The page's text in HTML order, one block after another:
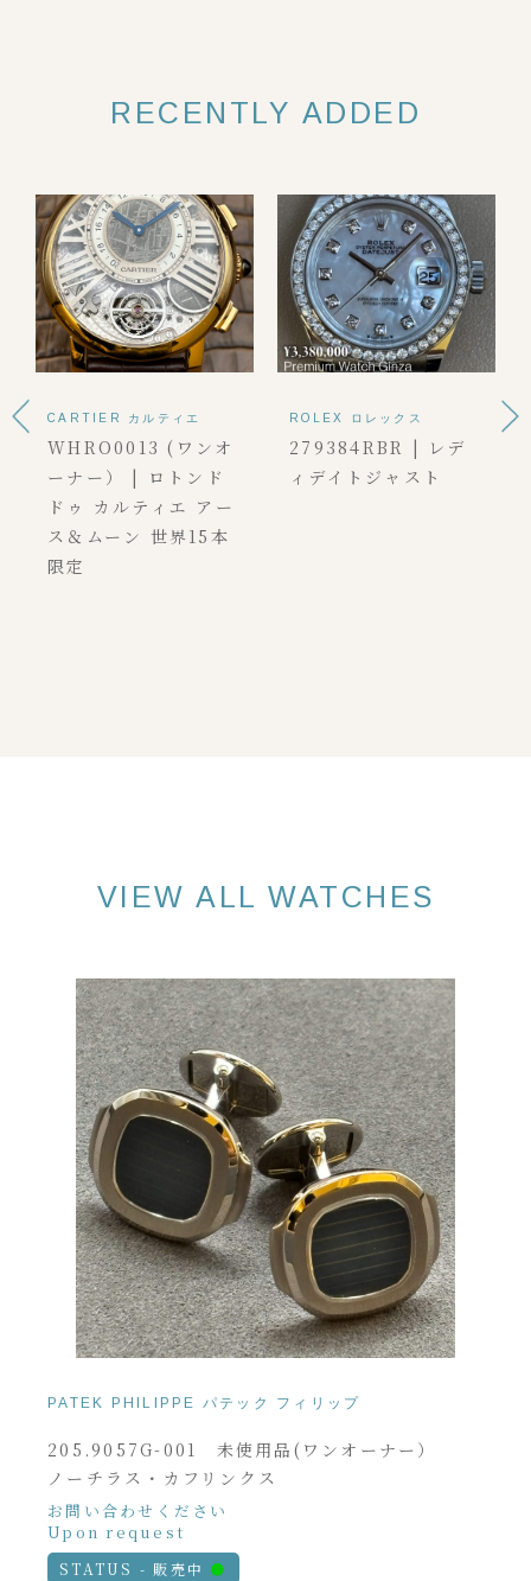
RECENTLY ADDED
ROLEX ロレックス
279384RBR | レデ
ィデイトジャスト
PATEK PHILIPPE パテッ
ク フィリップ
5990/1R-001 | ノー
VIEW ALL WATCHES
PATEK PHILIPPE パテック フィリップ
205.9057G-001 未使用品(ワンオーナー）
ノーチラス・カフリンクス
お問い合わせください
Upon request
STATUS - 販売中 ●